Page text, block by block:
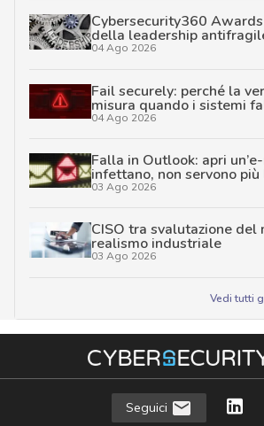
Cybersecurity360
della leadership
04 Ago 2026
Fail securely: perché la
misura quando i sistemi
04 Ago 2026
Falla in Outlook: apri
infettano, non servono
03 Ago 2026
CISO tra svalutazione del
realismo industriale
03 Ago 2026
Vedi tutti
Seguici